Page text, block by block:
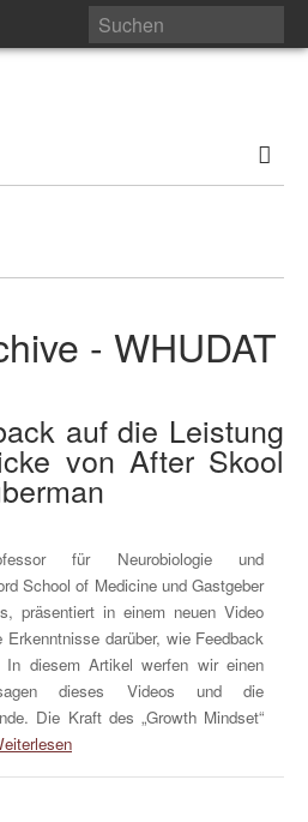
- WHUDAT
auf die Leistung
von After Skool
für Neurobiologie und
School of Medicine und Gastgeber
präsentiert in einem neuen Video
darüber, wie Feedback
In diesem Artikel werfen wir einen
dieses Videos und die
Die Kraft des „Growth Mindset“